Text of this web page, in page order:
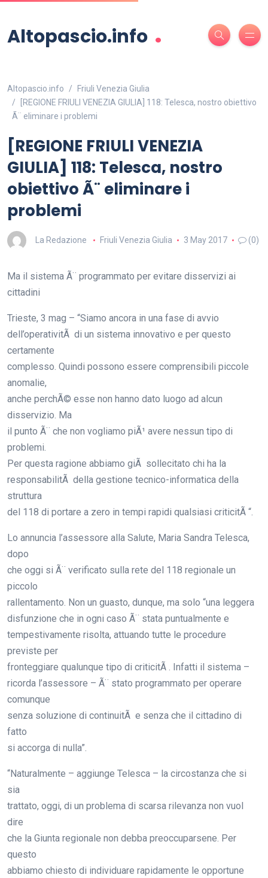
Altopascio.info .
Altopascio.info
Friuli Venezia Giulia
[REGIONE FRIULI VENEZIA GIULIA] 118: Telesca, nostro obiettivo
Ã¨ eliminare i problemi
[REGIONE FRIULI VENEZIA
GIULIA] 118: Telesca, nostro
obiettivo Ã¨ eliminare i
problemi
La Redazione Friuli Venezia Giulia 3 May 2017 (0)
Ma il sistema Ã¨ programmato per evitare disservizi ai
cittadini
Trieste, 3 mag – “Siamo ancora in una fase di avvio
dell’operativitÃ di un sistema innovativo e per questo
certamente
complesso. Quindi possono essere comprensibili piccole
anomalie,
anche perchÃ© esse non hanno dato luogo ad alcun
disservizio. Ma
il punto Ã¨ che non vogliamo piÃ¹ avere nessun tipo di
problemi.
Per questa ragione abbiamo giÃ sollecitato chi ha la
responsabilitÃ della gestione tecnico-informatica della
struttura
del 118 di portare a zero in tempi rapidi qualsiasi criticitÃ “.
Lo annuncia l’assessore alla Salute, Maria Sandra Telesca,
dopo
che oggi si Ã¨ verificato sulla rete del 118 regionale un
piccolo
rallentamento. Non un guasto, dunque, ma solo “una leggera
disfunzione che in ogni caso Ã¨ stata puntualmente e
tempestivamente risolta, attuando tutte le procedure
previste per
fronteggiare qualunque tipo di criticitÃ . Infatti il sistema –
ricorda l’assessore – Ã¨ stato programmato per operare
comunque
senza soluzione di continuitÃ e senza che il cittadino di
fatto
si accorga di nulla”.
“Naturalmente – aggiunge Telesca – la circostanza che si
sia
trattato, oggi, di un problema di scarsa rilevanza non vuol
dire
che la Giunta regionale non debba preoccuparsene. Per
questo
abbiamo chiesto di individuare rapidamente le opportune